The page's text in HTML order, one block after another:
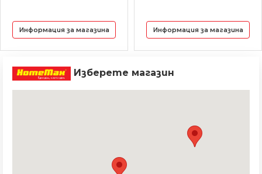
Информация за магазина Информация за магазина
Изберете магазин